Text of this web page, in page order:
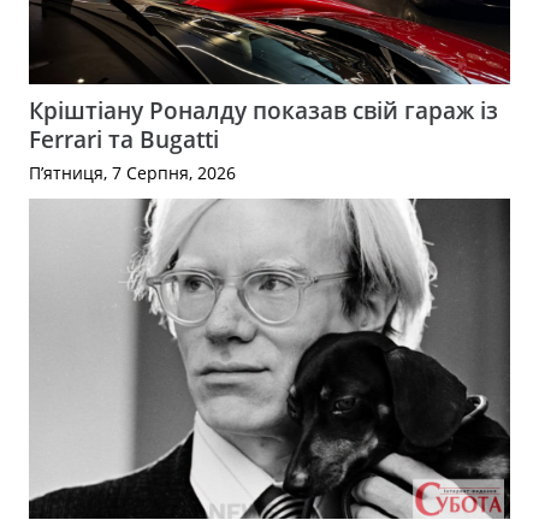
Кріштіану Роналду показав свій гараж із
Ferrari та Bugatti
П’ятниця, 7 Серпня, 2026